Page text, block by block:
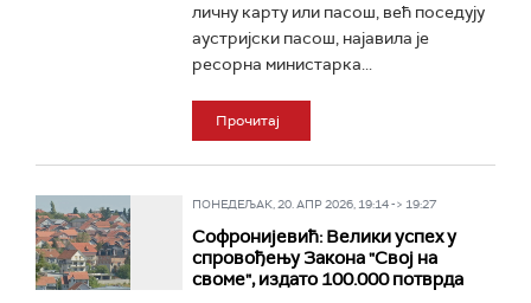
личну карту или пасош, већ поседују
аустријски пасош, најавила је
ресорна министарка...
Прочитај
ПОНЕДЕЉАК, 20. АПР 2026, 19:14 -> 19:27
Софронијевић: Велики успех у
спровођењу Закона "Свој на
своме", издато 100.000 потврда